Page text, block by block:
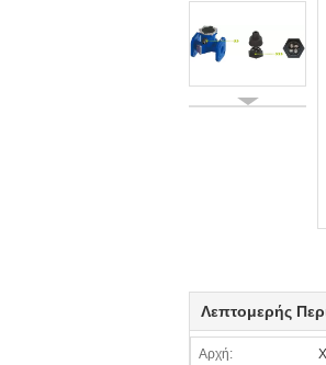
Λεπτομερής
Αρχή: